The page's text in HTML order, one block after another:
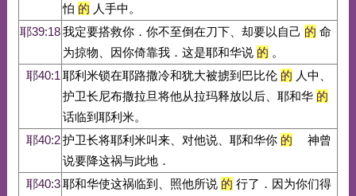
怕 的 人手中。
耶39:18我定要搭救你．你不至倒在刀下、却要以自己 的 命
为掠物、因你倚靠我．这是耶和华说 的 。
耶40:1 耶利米锁在耶路撒冷和犹大被掳到巴比伦 的 人中、
护卫长尼布撒拉旦将他从拉玛释放以后、耶和华 的
话临到耶利米。
耶40:2护卫长将耶利米叫来、对他说、耶和华你 的 神曾
说要降这祸与此地．
耶40:3耶和华使这祸临到、照他所说 的 行了．因为你们得